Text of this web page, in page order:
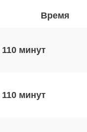
Время
110
110